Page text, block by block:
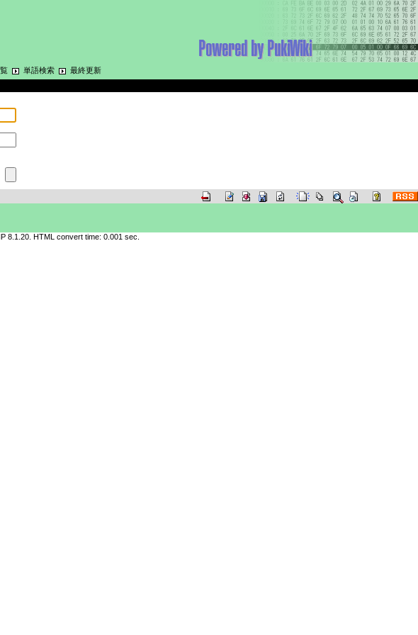
単語検索 最終更新
8.1.20. HTML convert time: 0.001 sec.